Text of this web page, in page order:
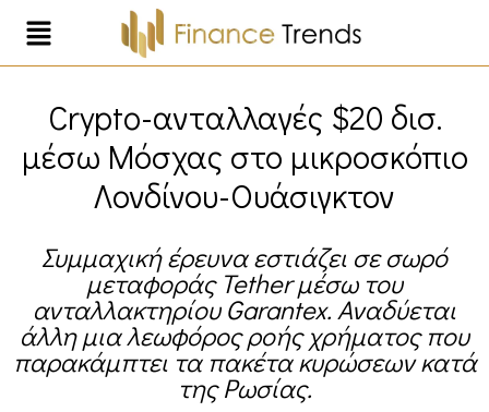
Crypto-ανταλλαγές $20 δισ.
μέσω Μόσχας στο μικροσκόπιο
Λονδίνου-Ουάσιγκτον
Συμμαχική έρευνα εστιάζει σε σωρό
μεταφοράς Tether μέσω του
ανταλλακτηρίου Garantex. Αναδύεται
άλλη μια λεωφόρος ροής χρήματος που
παρακάμπτει τα πακέτα κυρώσεων κατά
της Ρωσίας.